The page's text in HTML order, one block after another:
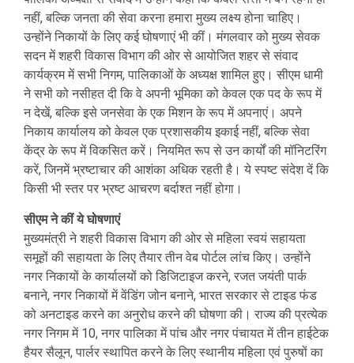
नहीं, बल्कि जनता की सेवा करना हमारा मुख्य लक्ष्य होना चाहिए।
उन्होंने निकायों के लिए कई घोषणाएं भी कीं। मंगलवार को मुख्य सेवक
सदन में शहरी विकास विभाग की ओर से आयोजित शहर से संवाद
कार्यक्रम में सभी निगम, पालिकाओं के अध्यक्ष शामिल हुए। सीएम धामी
ने सभी को नसीहत दी कि वे अपनी भूमिका को केवल एक पद के रूप में
न देखें, बल्कि इसे जनसेवा के एक मिशन के रूप में अपनाएं। अपने
निकाय कार्यालय को केवल एक प्रशासकीय इकाई नहीं, बल्कि सेवा
केंद्र के रूप में विकसित करें। नियमित रूप से उन कार्यों की मॉनिटरिंग
करें, जिनमें भ्रष्टाचार की आशंका अधिक रहती है। ये स्पष्ट संदेश दें कि
किसी भी स्तर पर भ्रष्ट आचरण बर्दाश्त नहीं होगा।
सीएम ने कीं ये घोषणाएं
मुख्यमंत्री ने शहरी विकास विभाग की ओर से महिला स्वयं सहायता
समूहों की सहायता के लिए तैयार तीन वेब पोर्टल लांच किए। उन्होंने
नगर निकायों के कार्यालयों को डिजिटाइज करने, रजत जयंती पार्क
बनाने, नगर निकायों में वेंडिंग जोन बनाने, भारत सरकार से टाइड फंड
को अनटाइड करने का अनुरोध करने की घोषणा की। राज्य की प्रत्येक
नगर निगम में 10, नगर पालिका में पांच और नगर पंचायत में तीन हाईटेक
हैयर सैलून, पार्लर स्थापित करने के लिए स्थानीय महिला एवं पुरुषों का